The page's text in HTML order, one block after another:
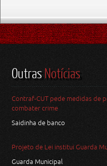
OutrasNotícias
Contraf-CUT pede medidas de
combater crime
Saidinha de banco
Projeto de Lei institui Guarda
Guarda Municipal